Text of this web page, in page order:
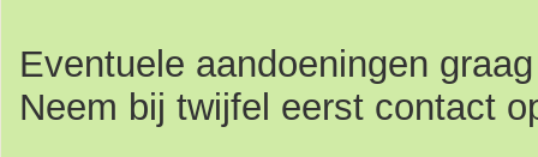
Eventuele aandoeningen
Neem bij twijfel eerst contact